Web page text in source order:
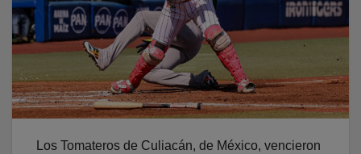
Los Tomateros de Culiacán, de México, vencieron